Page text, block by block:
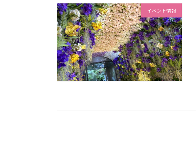
イベント情報